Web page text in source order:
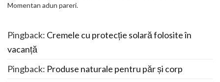
Momentan adun pareri.
Pingback: Cremele cu protecție solară folosite în
vacanță
Pingback: Produse naturale pentru păr și corp